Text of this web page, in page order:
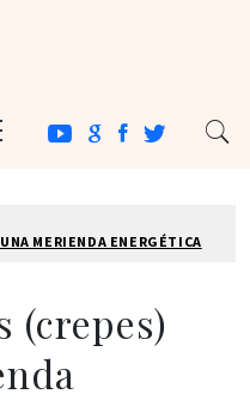
MERIENDA ENERGÉTICA
(crepes)